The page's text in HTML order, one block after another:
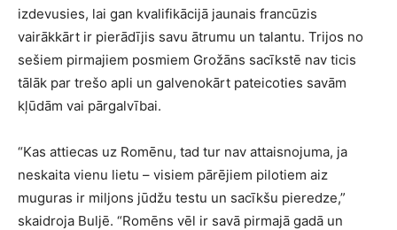
izdevusies, lai gan kvalifikācijā jaunais francūzis
vairākkārt ir pierādījis savu ātrumu un talantu. Trijos no
sešiem pirmajiem posmiem Grožāns sacīkstē nav ticis
tālāk par trešo apli un galvenokārt pateicoties savām
kļūdām vai pārgalvībai.
“Kas attiecas uz Romēnu, tad tur nav attaisnojuma, ja
neskaita vienu lietu – visiem pārējiem pilotiem aiz
muguras ir miljons jūdžu testu un sacīkšu pieredze,”
skaidroja Buljē. “Romēns vēl ir savā pirmajā gadā un